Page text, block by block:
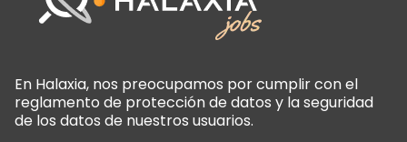
En Halaxia, nos preocupamos por cumplir con el
reglamento de protección de datos y la seguridad
de los datos de nuestros usuarios.